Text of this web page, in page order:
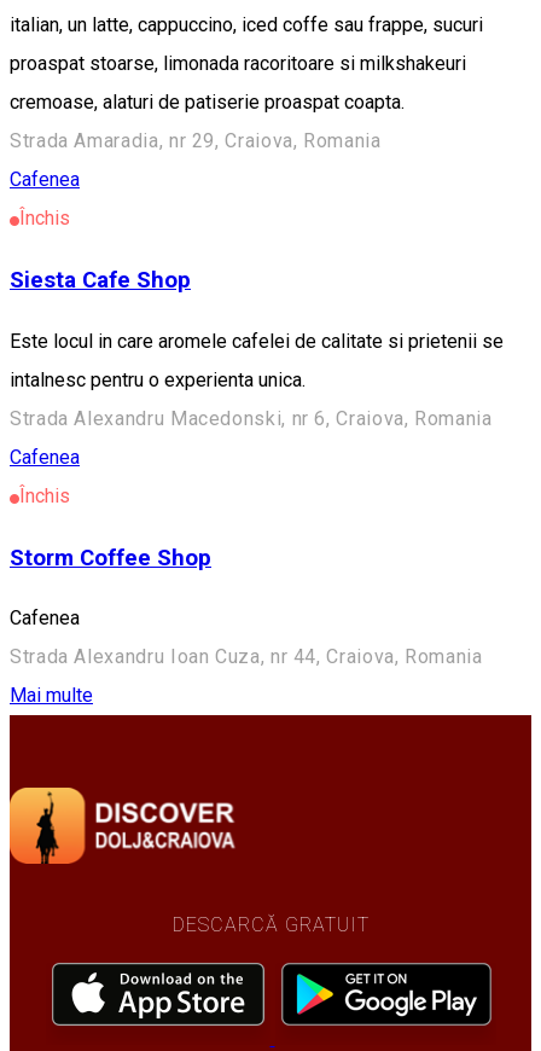
italian, un latte, cappuccino, iced coffe sau frappe, sucuri
proaspat stoarse, limonada racoritoare si milkshakeuri
cremoase, alaturi de patiserie proaspat coapta.
Strada Amaradia, nr 29, Craiova, Romania
Cafenea
Închis
Siesta Cafe Shop
Este locul in care aromele cafelei de calitate si prietenii se
intalnesc pentru o experienta unica.
Strada Alexandru Macedonski, nr 6, Craiova, Romania
Cafenea
Închis
Storm Coffee Shop
Cafenea
Strada Alexandru Ioan Cuza, nr 44, Craiova, Romania
Mai multe
DESCARCĂ GRATUIT